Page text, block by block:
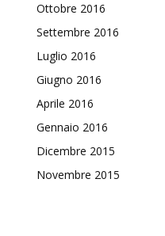
Ottobre 2016
Settembre 2016
Luglio 2016
Giugno 2016
Aprile 2016
Gennaio 2016
Dicembre 2015
Novembre 2015